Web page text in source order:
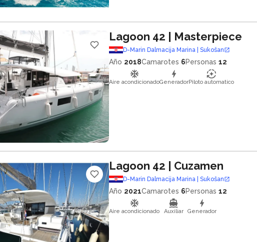
Lagoon 42 | Masterpiece
D-Marin Dalmacija Marina | Sukošan
Año 2018Camarotes 6Personas 12
Aire acondicionadoGeneradorPiloto automatico
Lagoon 42 | Cuzamen
D-Marin Dalmacija Marina | Sukošan
Año 2021Camarotes 6Personas 12
Aire acondicionado Auxiliar Generador